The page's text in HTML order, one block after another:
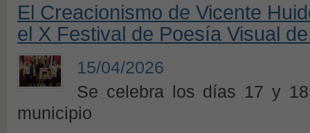
El Creacionismo de Vicente
el X Festival de Poesía Visual
15/04/2026
Se celebra los días 17 y
municipio